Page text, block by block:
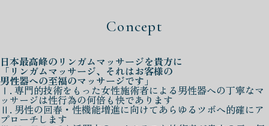
Concept
日本最高峰の リンガムマッサージを貴方に
「リンガムマッサージ、それはお客様の
男性器への至福のマッサージです」
Ⅰ. 専門的技術をもった女性施術者による男性器への丁寧なマ
ッサージは性行為の何倍も快であります
Ⅱ. 男性の回春・性機能増進に向けてあらゆるツボへ的確にア
プローチします